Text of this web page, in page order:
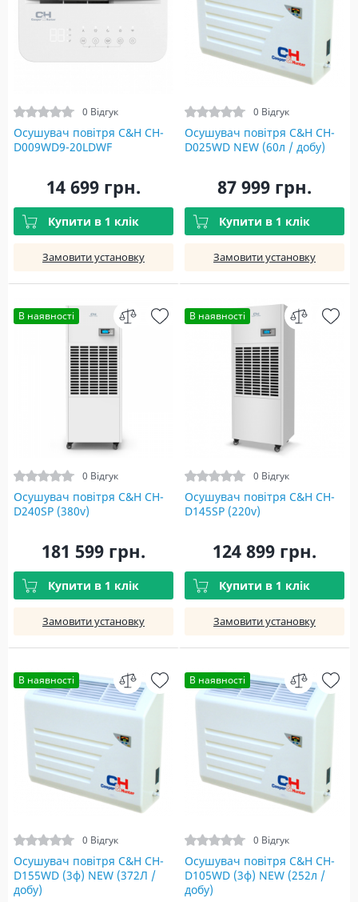
0 Відгук
Осушувач повітря C&H CH-
D009WD9-20LDWF
14 699 грн.
Купити в 1 клік
Замовити установку
0 Відгук
Осушувач повітря C&H CH-
D025WD NEW (60л / добу)
87 999 грн.
Купити в 1 клік
Замовити установку
В наявності
0 Відгук
Осушувач повітря C&H CH-
D240SP (380v)
181 599 грн.
Купити в 1 клік
Замовити установку
В наявності
0 Відгук
Осушувач повітря C&H CH-
D145SP (220v)
124 899 грн.
Купити в 1 клік
Замовити установку
В наявності
0 Відгук
Осушувач повітря C&H CH-
D155WD (3ф) NEW (372Л /
добу)
В наявності
0 Відгук
Осушувач повітря C&H CH-
D105WD (3ф) NEW (252л /
добу)